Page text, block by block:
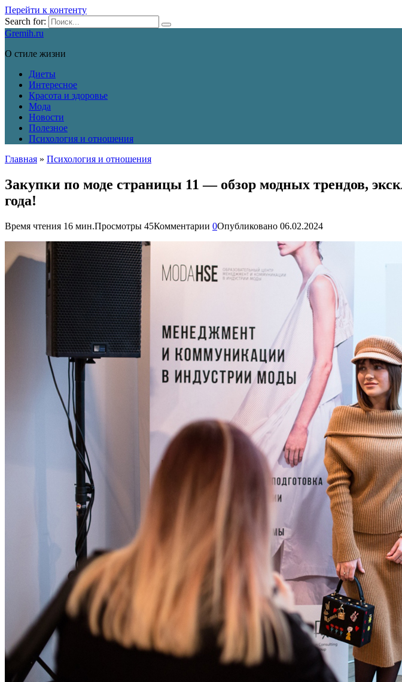
Перейти к контенту
Search for:
Gremih.ru
О стиле жизни
Диеты
Интересное
Красота и здоровье
Мода
Новости
Полезное
Психология и отношения
Главная » Психология и отношения
Закупки по моде страницы 11 — обзор модных трендов,
года!
Время чтения 16 мин.Просмотры 45Комментарии 0Опубликовано 06.02.2024